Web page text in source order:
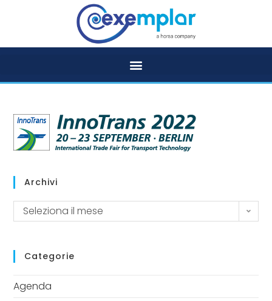
Archivi
Seleziona il mese
Categorie
Agenda